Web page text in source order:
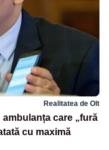
Realitatea de Olt
care „fură
cu maximă